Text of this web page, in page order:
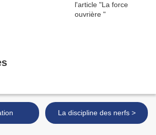
La discipline des nerfs >